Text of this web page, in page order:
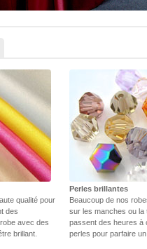
qualité pour
des
avec des
brillant.
Perles brillantes
Beaucoup de nos
sur les manches ou la
passent des heures à
perles pour parfaire